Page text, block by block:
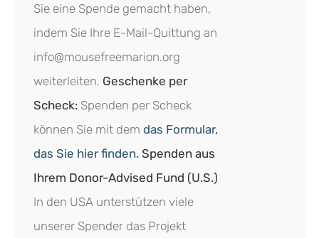
Sie eine Spende gemacht haben,
indem Sie Ihre E-Mail-Quittung an
info@mousefreemarion.org
weiterleiten. Geschenke per
Scheck: Spenden per Scheck
können Sie mit dem das Formular,
das Sie hier finden. Spenden aus
Ihrem Donor-Advised Fund (U.S.)
In den USA unterstützen viele
unserer Spender das Projekt